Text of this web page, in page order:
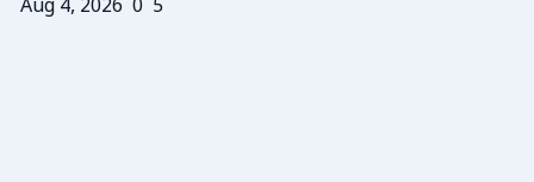
Aug 4, 2026 0 5